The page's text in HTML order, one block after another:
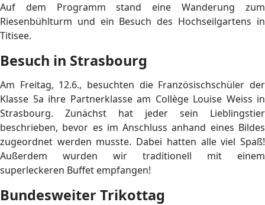
Auf dem Programm stand eine Wanderung zum
Riesenbühlturm und ein Besuch des Hochseilgartens in
Titisee.
Besuch in Strasbourg
Am Freitag, 12.6., besuchten die Französischschüler der
Klasse 5a ihre Partnerklasse am Collège Louise Weiss in
Strasbourg. Zunächst hat jeder sein Lieblingstier
beschrieben, bevor es im Anschluss anhand eines Bildes
zugeordnet werden musste. Dabei hatten alle viel Spaß!
Außerdem wurden wir traditionell mit einem
superleckeren Buffet empfangen!
Bundesweiter Trikottag